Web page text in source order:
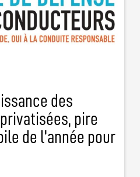
des
pire
de l’année pour